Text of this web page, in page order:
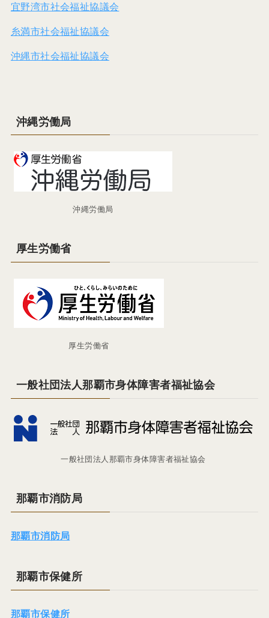
宜野湾市社会福祉協議会
糸満市社会福祉協議会
沖縄市社会福祉協議会
沖縄労働局
沖縄労働局
厚生労働省
厚生労働省
一般社団法人那覇市身体障害者福祉協会
一般社団法人那覇市身体障害者福祉協会
那覇市消防局
那覇市消防局
那覇市保健所
那覇市保健所